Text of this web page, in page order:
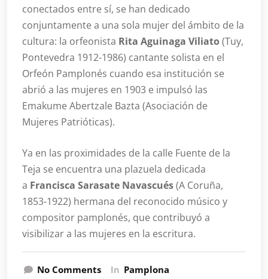
conectados entre sí, se han dedicado
conjuntamente a una sola mujer del ámbito de la
cultura: la orfeonista Rita Aguinaga Viliato(Tuy,
Pontevedra 1912-1986) cantante solista en el
Orfeón Pamplonés cuando esa institución se
abrió a las mujeres en 1903 e impulsó las
Emakume Abertzale Bazta (Asociación de
Mujeres Patrióticas).
Ya en las proximidades de la calle Fuente de la
Teja se encuentra una plazuela dedicada
a Francisca Sarasate Navascués(A Coruña,
1853-1922) hermana del reconocido músico y
compositor pamplonés, que contribuyó a
visibilizar a las mujeres en la escritura.
No Comments In Pamplona